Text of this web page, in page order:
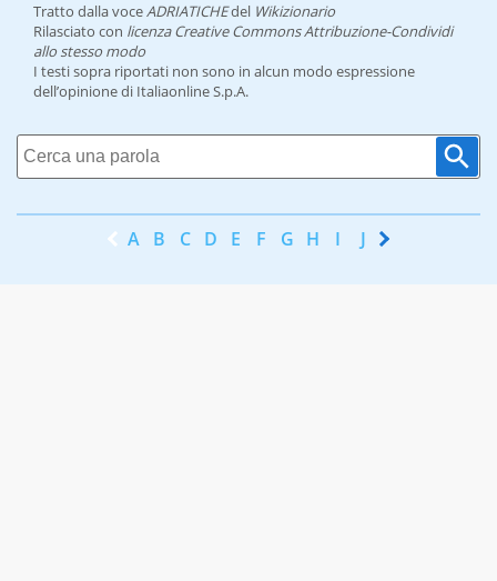
Tratto dalla voceADRIATICHEdel Wikizionario
Rilasciato con licenza Creative Commons Attribuzione-Condividi
allo stesso modo
I testi sopra riportati non sono in alcun modo espressione
dell’opinione di Italiaonline S.p.A.
A B C D E F G H I J K